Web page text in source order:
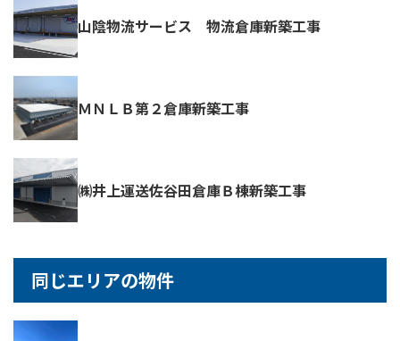
山陰物流サービス 物流倉庫新築工事
ＭＮＬＢ第２倉庫新築工事
㈱井上運送佐谷田倉庫Ｂ棟新築工事
同じエリアの物件